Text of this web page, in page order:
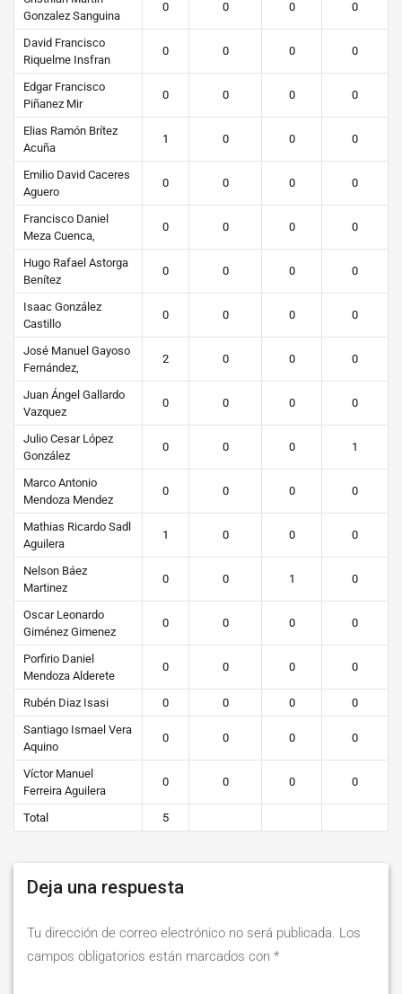
Gonzalez Sanguina
0 0 0 0
David Francisco
Riquelme Insfran
0 0 0 0
Edgar Francisco
Piñanez Mir
0 0 0 0
Elias Ramón Brítez
Acuña
1 0 0 0
Emilio David Caceres
Aguero
0 0 0 0
Francisco Daniel
Meza Cuenca,
0 0 0 0
Hugo Rafael Astorga
Benítez
0 0 0 0
Isaac González
Castillo
0 0 0 0
José Manuel Gayoso
Fernández,
2 0 0 0
Juan Ángel Gallardo
Vazquez
0 0 0 0
Julio Cesar López
González
0 0 0 1
Marco Antonio
Mendoza Mendez
0 0 0 0
Mathias Ricardo Sadl
Aguilera
1 0 0 0
Nelson Báez
Martinez
0 0 1 0
Oscar Leonardo
Giménez Gimenez
0 0 0 0
Porfirio Daniel
Mendoza Alderete
0 0 0 0
Rubén Diaz Isasi 0 0 0
0
Santiago Ismael Vera
Aquino
0 0 0 0
Víctor Manuel
Ferreira Aguilera
0 0 0 0
Total 5
Deja una respuesta
Tu dirección de correo electrónico no será publicada. Los
campos obligatorios están marcados con *